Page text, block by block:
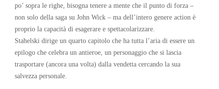
po’ sopra le righe, bisogna tenere a mente che il punto di forza –
non solo della saga su John Wick – ma dell’intero genere action è
proprio la capacità di esagerare e spettacolarizzare.
Stahelski dirige un quarto capitolo che ha tutta l’aria di essere un
epilogo che celebra un antieroe, un personaggio che si lascia
trasportare (ancora una volta) dalla vendetta cercando la sua
salvezza personale.